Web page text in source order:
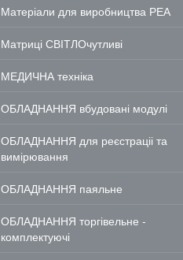
Матеріали для виробництва РЕА
Матриці СВІТЛОчутливі
МЕДИЧНА техніка
ОБЛАДНАННЯ вбудовані модулі
ОБЛАДНАННЯ для реєстраціі та
вимірювання
ОБЛАДНАННЯ паяльне
ОБЛАДНАННЯ торгівельне -
комплектуючі